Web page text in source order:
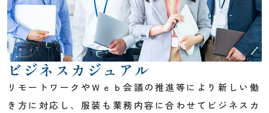
ビジネスカジュアル
リモートワークやＷｅｂ会議の推進等により新しい働
き方に対応し、服装も業務内容に合わせてビジネスカ